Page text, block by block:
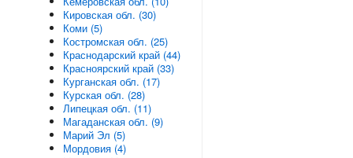
Кировская обл. (30)
Коми (5)
Костромская обл. (25)
Краснодарский край (44)
Красноярский край (33)
Курганская обл. (17)
Курская обл. (28)
Липецкая обл. (11)
Магаданская обл. (9)
Марий Эл (5)
Мордовия (4)